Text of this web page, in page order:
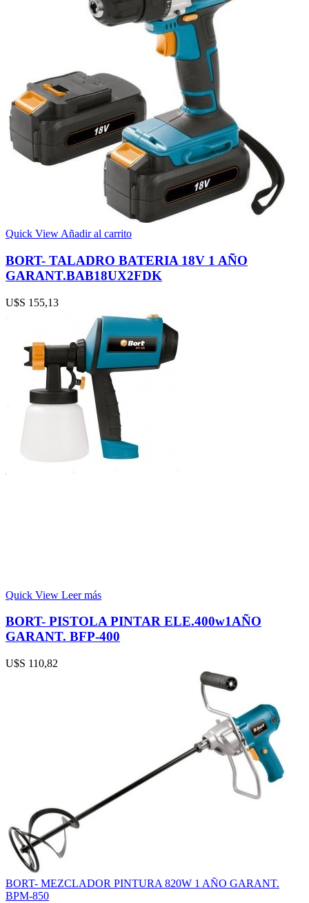
Quick View Añadir al carrito
BORT- TALADRO BATERIA 18V 1 AÑO
GARANT.BAB18UX2FDK
U$S 155,13
Quick View Leer más
BORT- PISTOLA PINTAR ELE.400w1AÑO
GARANT. BFP-400
U$S 110,82
BORT- MEZCLADOR PINTURA 820W 1 AÑO GARANT.
BPM-850